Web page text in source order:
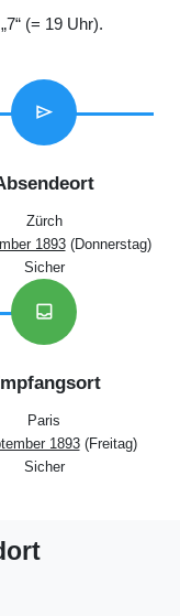
(= 19 Uhr).
send
Zürch
1893(Donnerstag)
Sicher
inbox
Paris
1893(Freitag)
Sicher